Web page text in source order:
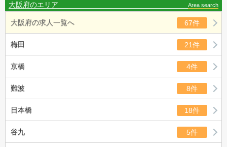
大阪府のエリア Area search
大阪府の求人一覧へ 67件
梅田 21件
京橋 4件
難波 8件
日本橋 18件
谷九 5件